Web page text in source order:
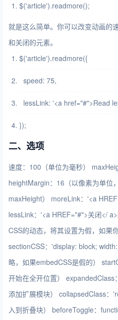
$('article').readmore();
就是这么简单。你可以改变动画的
和关闭的元素。
$('article').readmore({
speed: 75,
lessLink: '<a href="#">Read
});
二、选项
速度：100（单位为毫秒）
heightMargin：16（以像素为单位
maxHeight） moreLink：'<a
lessLink：'<a HREF="#">关闭</
CSS的动态，将其设置为假，如果
sectionCSS：'display: block;
略，如果embedCSS是假的）
开始在全开位置）
添加扩展模块） collapsedClass：
入到折叠块） beforeToggle：